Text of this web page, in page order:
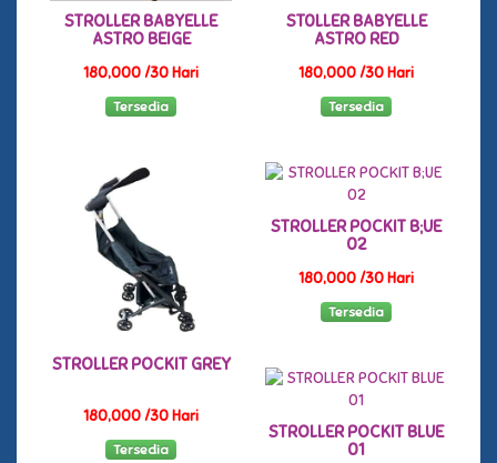
STROLLER BABYELLE
ASTRO BEIGE
180,000 /30 Hari
Tersedia
ST0LLER BABYELLE
ASTRO RED
180,000 /30 Hari
Tersedia
STROLLER POCKIT GREY
180,000 /30 Hari
Tersedia
STROLLER POCKIT B;UE
02
180,000 /30 Hari
Tersedia
STROLLER POCKIT BLUE
01